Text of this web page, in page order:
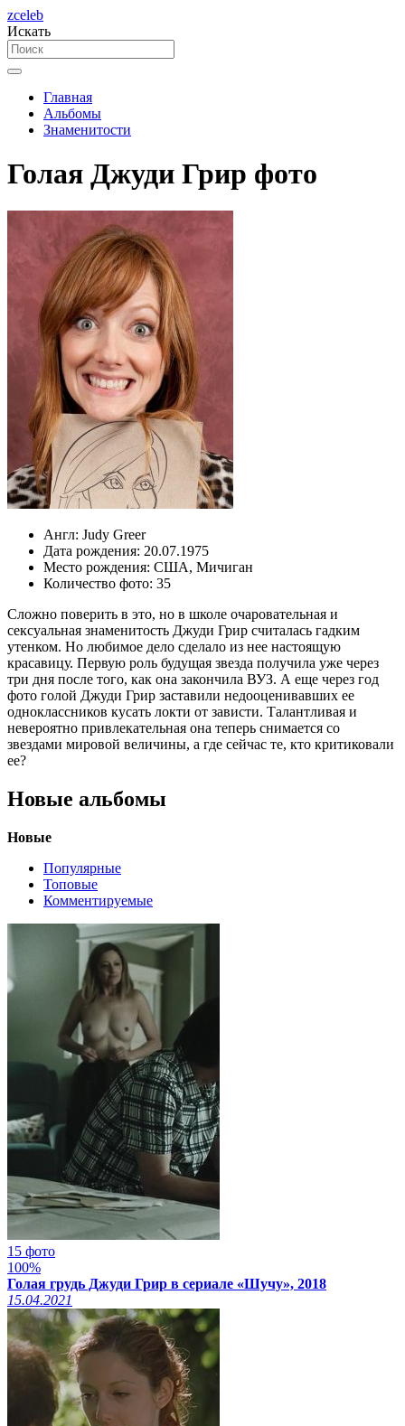
zceleb
Искать
Главная
Альбомы
Знаменитости
Голая Джуди Грир фото
Англ: Judy Greer
Дата рождения: 20.07.1975
Место рождения: США, Мичиган
Количество фото: 35
Сложно поверить в это, но в школе очаровательная и
сексуальная знаменитость Джуди Грир считалась гадким
утенком. Но любимое дело сделало из нее настоящую
красавицу. Первую роль будущая звезда получила уже через
три дня после того, как она закончила ВУЗ. А еще через год
фото голой Джуди Грир заставили недооценивавших ее
одноклассников кусать локти от зависти. Талантливая и
невероятно привлекательная она теперь снимается со
звездами мировой величины, а где сейчас те, кто критиковали
ее?
Новые альбомы
Новые
Популярные
Топовые
Комментируемые
15 фото
100%
Голая грудь Джуди Грир в сериале «Шучу», 2018
15.04.2021